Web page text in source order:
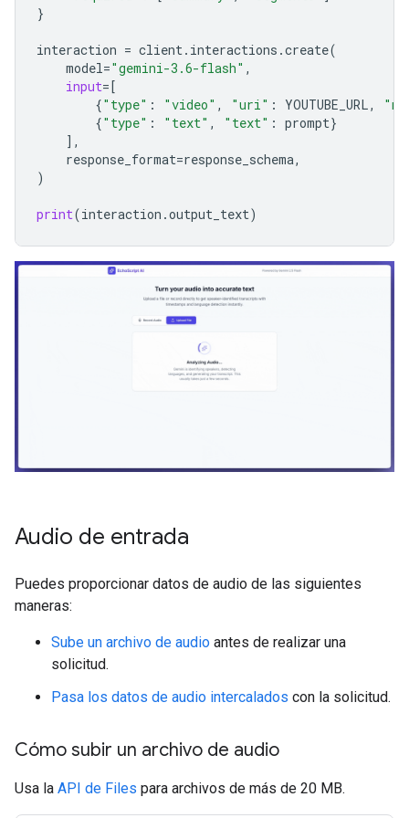
}
interaction = client. interactions .create(
model="gemini-3.6-flash" ,
input=[
{"type" : "video" , "uri" : YOUTUBE_URL,
{"type" : "text" , "text" : prompt}
],
response_format=response_schema,
)
print(interaction .output_text)
Audio de entrada
Puedes proporcionar datos de audio de las siguientes
maneras:
Sube un archivo de audio antes de realizar una
solicitud.
Pasa los datos de audio intercalados con la solicitud.
Cómo subir un archivo de audio
Usa la API de Files para archivos de más de 20 MB.